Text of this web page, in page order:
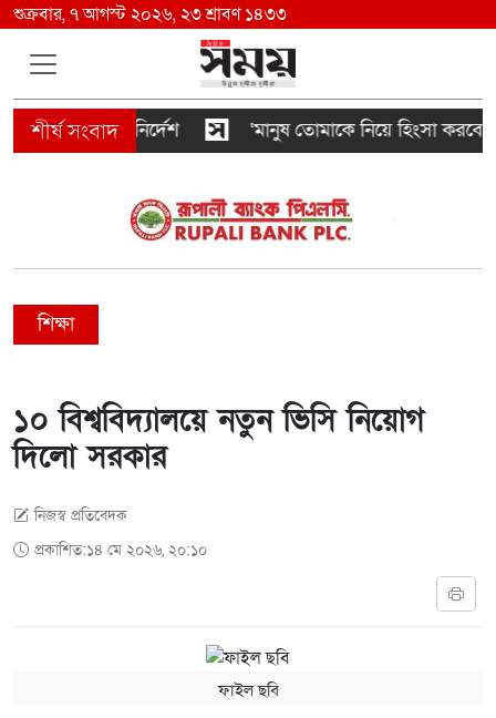
শুক্রবার, ৭ আগস্ট ২০২৬, ২৩ শ্রাবণ ১৪৩৩
তল্লাশির নির্দেশ ‘মানুষ তোমাকে নিয়ে হিংসা করবে,
শিক্ষা
১০ বিশ্ববিদ্যালয়ে নতুন ভিসি নিয়োগ
দিলো সরকার
নিজস্ব প্রতিবেদক
প্রকাশিত:১৪ মে ২০২৬, ২০:১০
ফাইল ছবি